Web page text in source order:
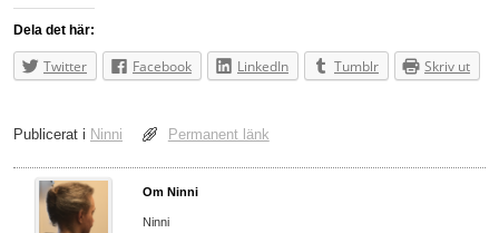
Dela det här:
Twitter Facebook LinkedIn Tumblr Skriv ut
Publicerat i Ninni Permanent länk
Om Ninni
Ninni